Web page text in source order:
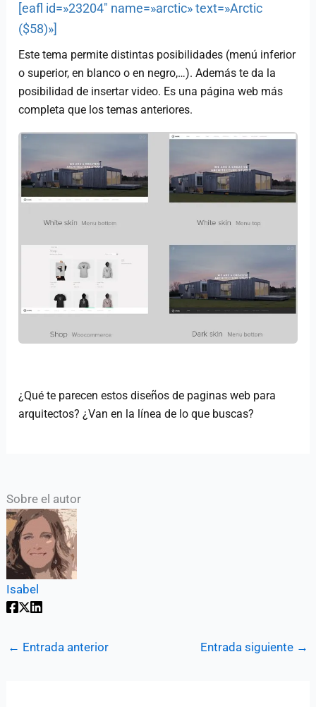
[eafl id=»23204″ name=»arctic» text=»Arctic
($58)»]
Este tema permite distintas posibilidades (menú inferior
o superior, en blanco o en negro,…). Además te da la
posibilidad de insertar video. Es una página web más
completa que los temas anteriores.
¿Qué te parecen estos diseños de paginas web para
arquitectos? ¿Van en la línea de lo que buscas?
Sobre el autor
Isabel
← Entrada anterior Entrada siguiente →